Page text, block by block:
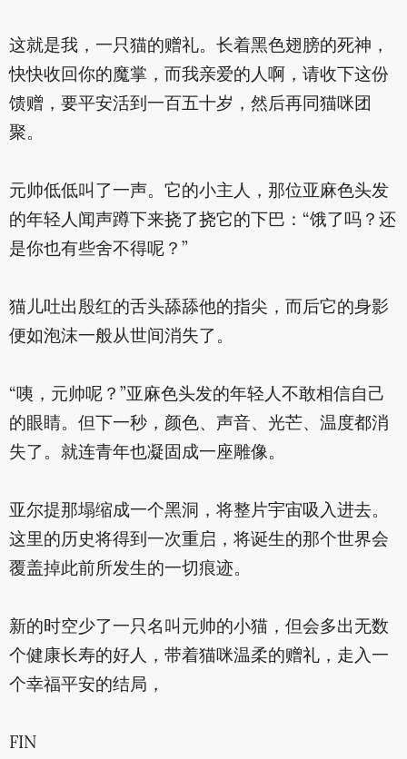
这就是我，一只猫的赠礼。长着黑色翅膀的死神，
快快收回你的魔掌，而我亲爱的人啊，请收下这份
馈赠，要平安活到一百五十岁，然后再同猫咪团
聚。
元帅低低叫了一声。它的小主人，那位亚麻色头发
的年轻人闻声蹲下来挠了挠它的下巴：“饿了吗？还
是你也有些舍不得呢？”
猫儿吐出殷红的舌头舔舔他的指尖，而后它的身影
便如泡沫一般从世间消失了。
“咦，元帅呢？”亚麻色头发的年轻人不敢相信自己
的眼睛。但下一秒，颜色、声音、光芒、温度都消
失了。就连青年也凝固成一座雕像。
亚尔提那塌缩成一个黑洞，将整片宇宙吸入进去。
这里的历史将得到一次重启，将诞生的那个世界会
覆盖掉此前所发生的一切痕迹。
新的时空少了一只名叫元帅的小猫，但会多出无数
个健康长寿的好人，带着猫咪温柔的赠礼，走入一
个幸福平安的结局，
FIN